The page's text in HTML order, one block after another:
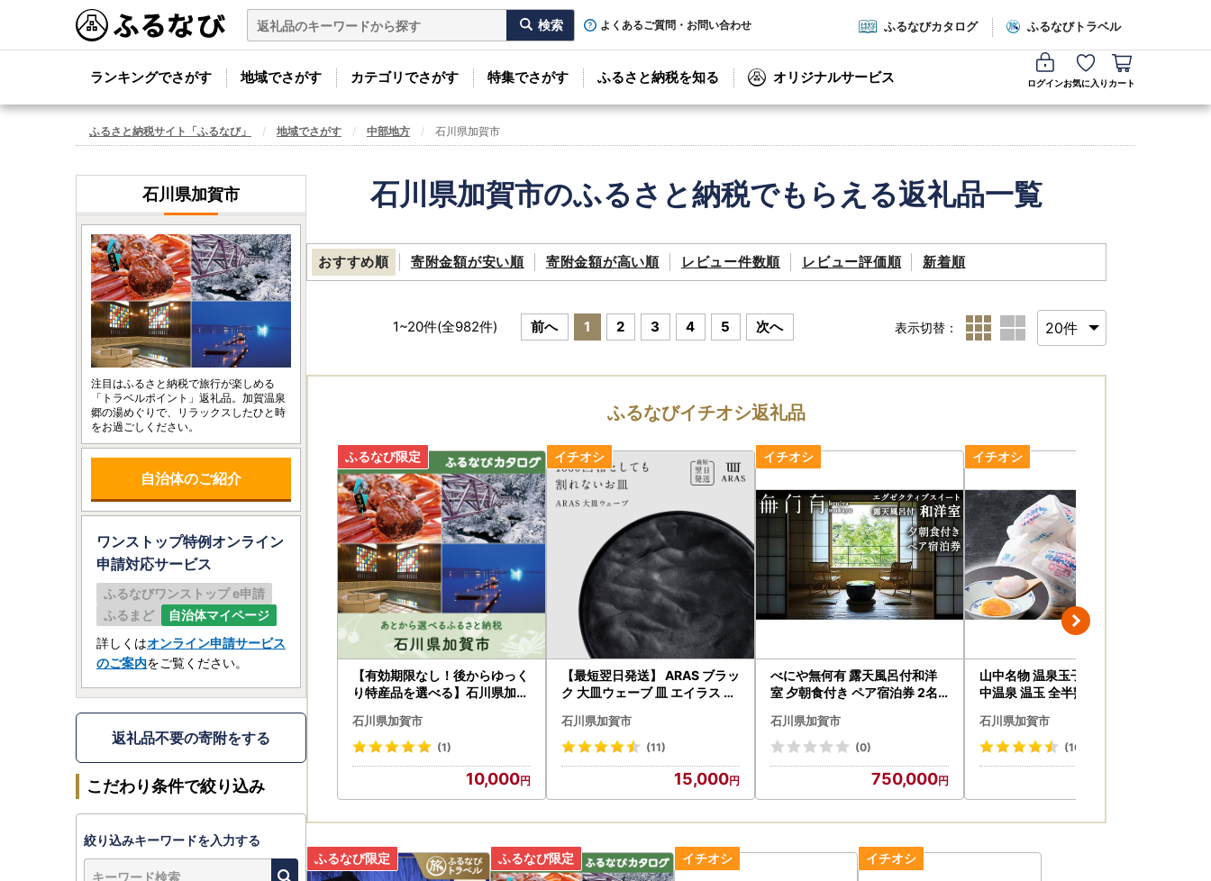
よくあるご質問・お問い合わせ ふるなびカタログ ふるなびトラベル
ランキングでさがす 地域でさがす カテゴリでさがす 特集でさがす ふるさと納税を知る オリジナルサービス ログインお気に入り カート
ふるさと納税サイト「ふるなび」 地域でさがす 中部地方 石川県加賀市
石川県加賀市のふるさと納税でもらえる返礼品一覧
おすすめ順 寄附金額が安い順 寄附金額が高い順 レビュー件数順 レビュー評価順 新着順
1~20件(全982件) 前へ 1 2 3 4 5 次へ 表示切替：
ふるなびイチオシ返礼品
【有効期限なし！後からゆっく
り特産品を選べる】石川県加賀
石川県加賀市
(1)
10,000
【最短翌日発送】 ARAS ブラッ
ク 大皿ウェーブ 皿 エイラス 27
石川県加賀市
(11)
15,000
べにや無何有 露天風呂付和洋
室 夕朝食付き ペア宿泊券 2名
呂 温泉 宿泊券 旅行 トラベル 宿
泊 宿泊施設 宿 レジャー 能登半
石川県加賀市
(0)
750,000
山中名物 温泉玉子 15個入り 山
中温泉 温玉 全半熟 半熟 卵 たま
震災 コロナ 能登半島地震復興
支援 北陸新幹線 F6P-2808
石川県加賀市
(10)
石川県加賀市
注目はふるさと納税で旅行が楽しめる
「トラベルポイント」返礼品。加賀温泉
郷の湯めぐりで、リラックスしたひと時
をお過ごしください。
自治体のご紹介
ワンストップ特例オンライン
申請対応サービス
ふるなびワンストップ e申請
ふるまど
自治体マイページ
詳しくはオンライン申請サービス
のご案内をご覧ください。
返礼品不要の寄附をする
こだわり条件で絞り込み
絞り込みキーワードを入力する